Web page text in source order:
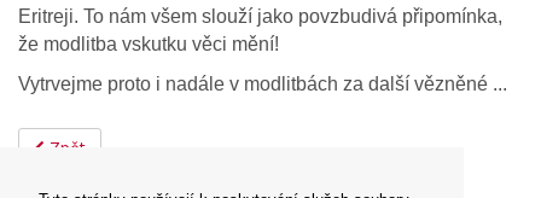
Eritreji. To nám všem slouží jako povzbudivá připomínka,
že modlitba vskutku věci mění!
Vytrvejme proto i nadále v modlitbách za další vězněné ...
Zpět